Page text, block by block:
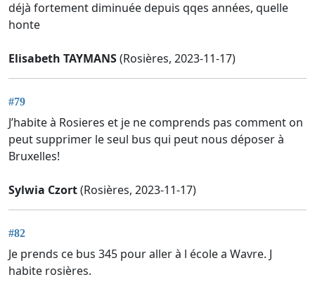
déjà fortement diminuée depuis qqes années, quelle
honte
Elisabeth TAYMANS(Rosières, 2023-11-17)
#79
J’habite à Rosieres et je ne comprends pas comment on
peut supprimer le seul bus qui peut nous déposer à
Bruxelles!
Sylwia Czort(Rosières, 2023-11-17)
#82
Je prends ce bus 345 pour aller à l école a Wavre. J
habite rosières.